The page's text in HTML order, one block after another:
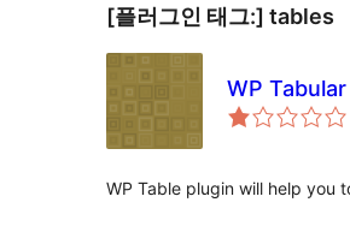
[플러그인 태그:] tables
WP
WP Table plugin will help you